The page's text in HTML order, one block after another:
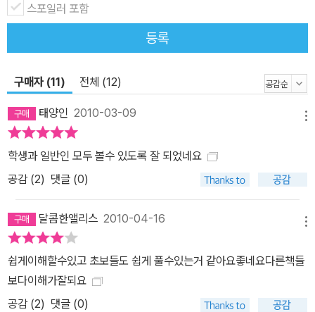
스포일러 포함
등록
구매자 (11) 전체 (12)
태양인 2010-03-09
학생과 일반인 모두 볼수 있도록 잘 되었네요
공감 (2) 댓글 (0)
달콤한앨리스 2010-04-16
쉽게이해할수있고 초보들도 쉽게 풀수있는거 같아요좋네요다른책들
보다이해가잘되요
공감 (2) 댓글 (0)